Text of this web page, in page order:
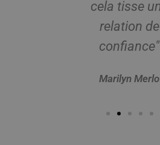
cela tisse
relation de
confiance"
Marilyn Merlo